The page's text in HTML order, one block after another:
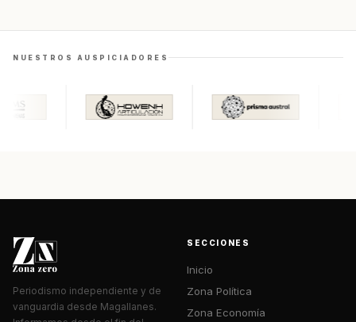
NUESTROS AUSPICIADORES
Periodismo independiente y de
vanguardia desde Magallanes.
SECCIONES
Inicio
Zona Política
Zona Economía